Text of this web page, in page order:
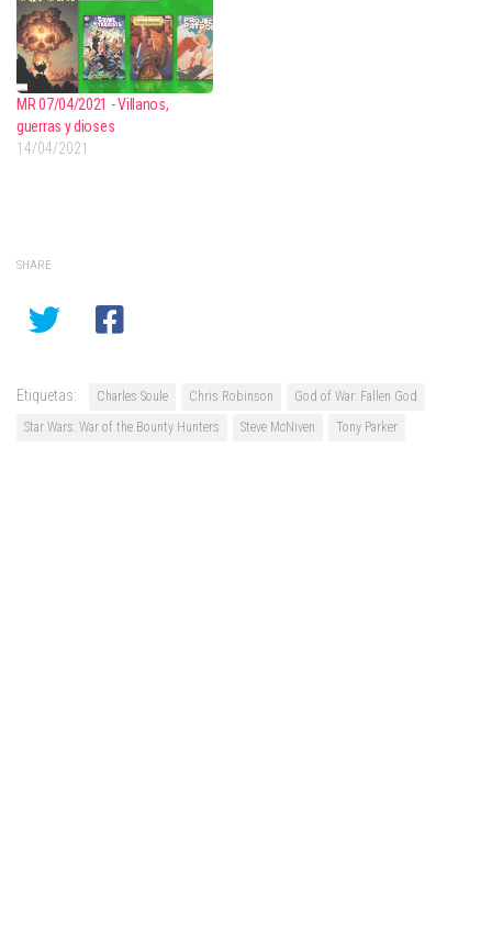
MR 07/04/2021 - Villanos,
guerras y dioses
14/04/2021
SHARE
Etiquetas: Charles Soule Chris Robinson
God of War: Fallen God
Star Wars: War of the Bounty Hunters
Steve McNiven Tony Parker